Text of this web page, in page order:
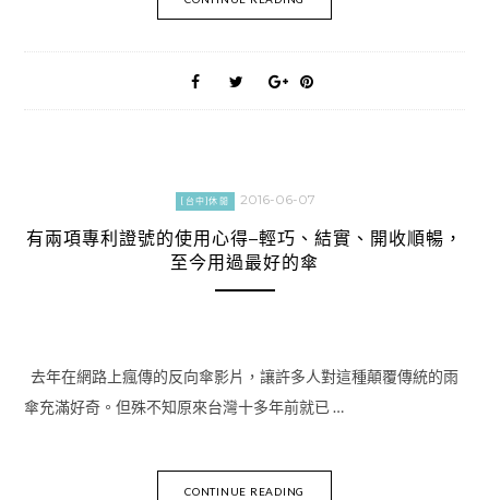
[台中]休閒 2016-06-07
有兩項專利證號的使用心得–輕巧、結實、開收順暢，
至今用過最好的傘
去年在網路上瘋傳的反向傘影片，讓許多人對這種顛覆傳統的雨
傘充滿好奇。但殊不知原來台灣十多年前就已 …
CONTINUE READING